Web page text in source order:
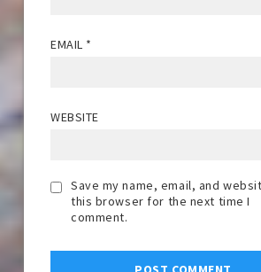
EMAIL *
WEBSITE
Save my name, email, and
this browser for the next time I
comment.